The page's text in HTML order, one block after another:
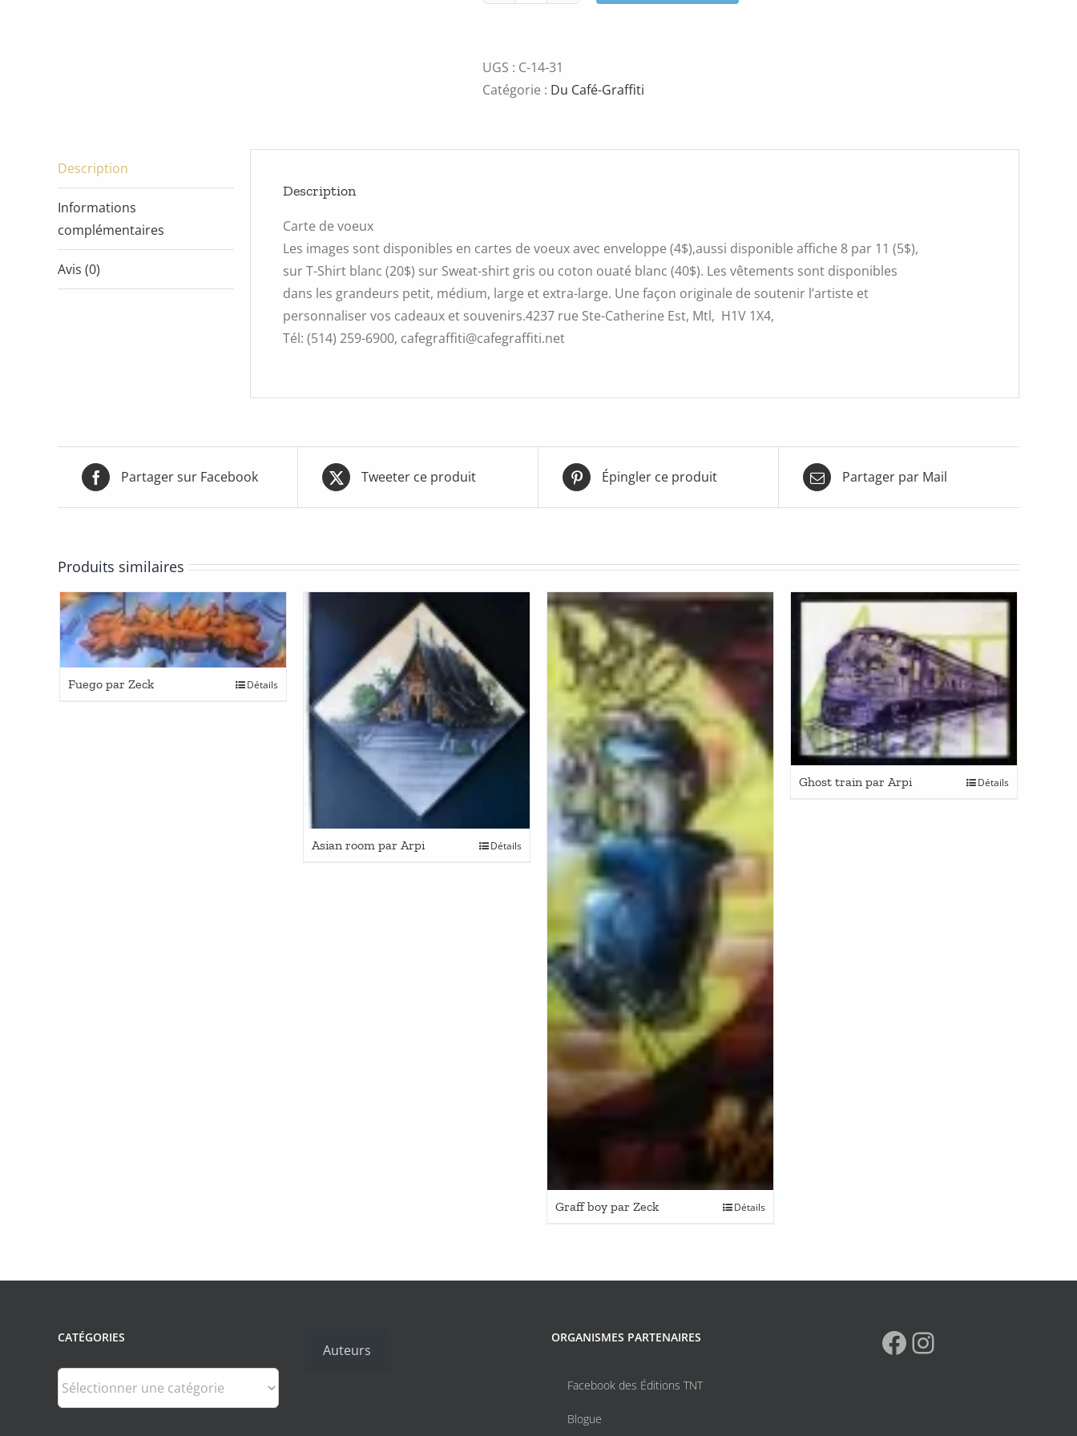
hop
flower
UGS : C-14-31
Catégorie : Du Café-Graffiti
Description
Informations
complémentaires
Avis (0)
Description
Carte de voeux
Les images sont disponibles en cartes de voeux avec enveloppe (4$),aussi disponible affiche 8 par 11 (5$),
sur T-Shirt blanc (20$) sur Sweat-shirt gris ou coton ouaté blanc (40$). Les vêtements sont disponibles
dans les grandeurs petit, médium, large et extra-large. Une façon originale de soutenir l’artiste et
personnaliser vos cadeaux et souvenirs.4237 rue Ste-Catherine Est, Mtl, H1V 1X4,
Tél: (514) 259-6900, cafegraffiti@cafegraffiti.net
Partager sur Facebook Tweeter ce produit Épingler ce produit Partager par Mail
Produits similaires
Fuego par Zeck Détails
Asian room par Arpi Détails
Graff boy par Zeck Détails
Ghost train par Arpi Détails
CATÉGORIES
Catégories
Auteurs
ORGANISMES PARTENAIRES
Facebook des Éditions TNT
Blogue
Facebook